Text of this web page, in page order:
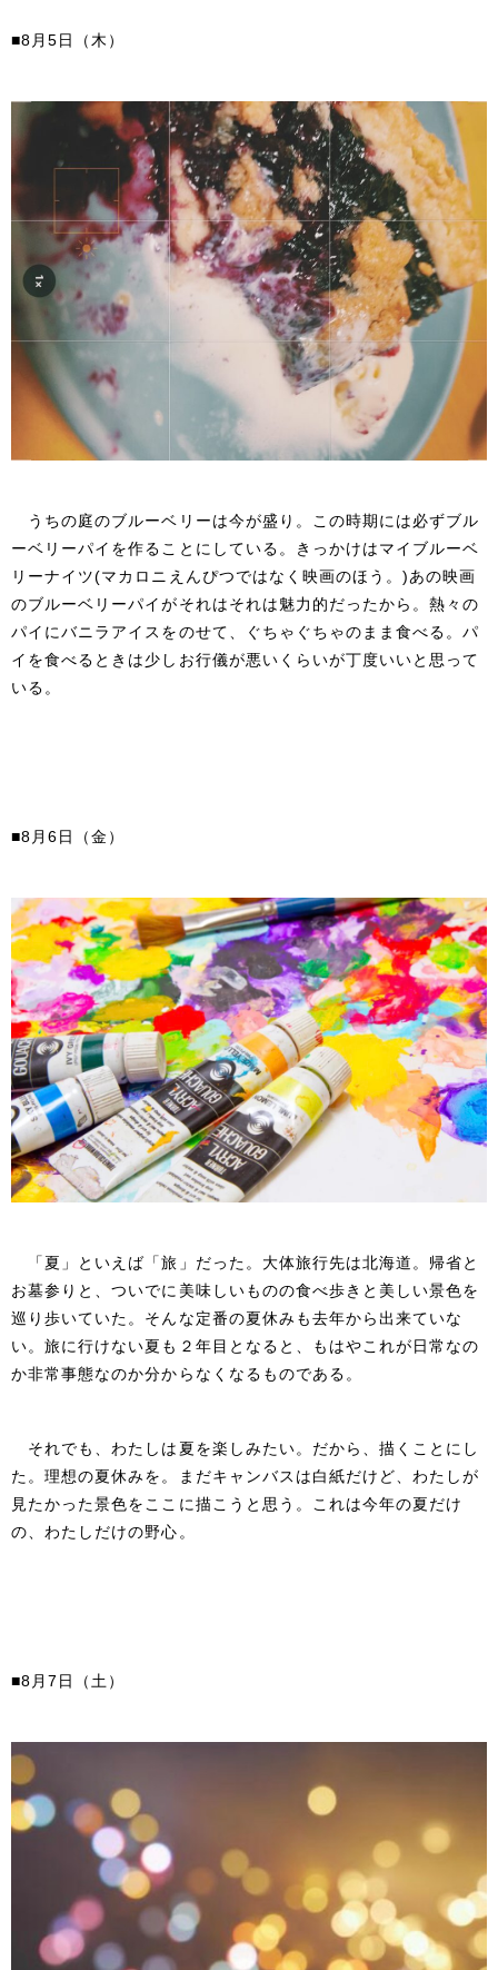
■8月5日（木）
うちの庭のブルーベリーは今が盛り。この時期には必ずブル
ーベリーパイを作ることにしている。きっかけはマイブルーベ
リーナイツ(マカロニえんぴつではなく映画のほう。)あの映画
のブルーベリーパイがそれはそれは魅力的だったから。熱々の
パイにバニラアイスをのせて、ぐちゃぐちゃのまま食べる。パ
イを食べるときは少しお行儀が悪いくらいが丁度いいと思って
いる。
■8月6日（金）
「夏」といえば「旅」だった。大体旅行先は北海道。帰省と
お墓参りと、ついでに美味しいものの食べ歩きと美しい景色を
巡り歩いていた。そんな定番の夏休みも去年から出来ていな
い。旅に行けない夏も２年目となると、もはやこれが日常なの
か非常事態なのか分からなくなるものである。
それでも、わたしは夏を楽しみたい。だから、描くことにし
た。理想の夏休みを。まだキャンバスは白紙だけど、わたしが
見たかった景色をここに描こうと思う。これは今年の夏だけ
の、わたしだけの野心。
■8月7日（土）